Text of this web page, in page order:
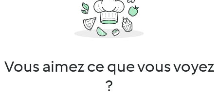
Vous aimez ce que vous voyez
?